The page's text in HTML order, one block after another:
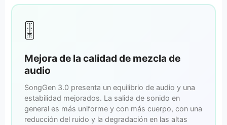
🎚️
Mejora de la calidad de mezcla de
audio
SongGen 3.0 presenta un equilibrio de audio y una
estabilidad mejorados. La salida de sonido en
general es más uniforme y con más cuerpo, con una
reducción del ruido y la degradación en las altas